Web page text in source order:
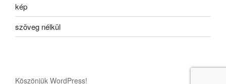
kép
szöveg nélkül
Köszönjük WordPress!